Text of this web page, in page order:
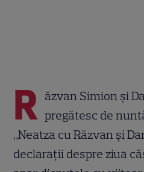
R ăzvan Simion și
pregătesc de
„Neatza cu Răzvan și
declarații despre ziua